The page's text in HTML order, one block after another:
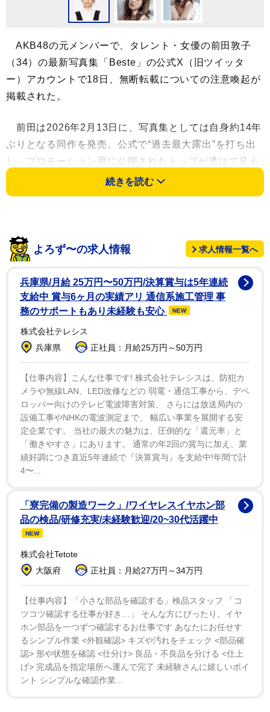
AKB48の元メンバーで、タレント・女優の前田敦子
（34）の最新写真集「Beste」の公式X（旧ツイッタ
ー）アカウントで18日、無断転載についての注意喚起が
掲載された。
前田は2026年2月13日に、写真集としては自身約14年
ぶりとなる同作を発売。公式で“過去最大露出”を打ち出
し、プロモーション用に公開されたトップが透けて見え
るような衝撃カットが話題となっていた。しかし注目を
集めたが故に、一部ネット上で、プロモーションとして
公式アカウントではこれらの無断転載に対して、18日
に「コピー、スキャン、デジタル化等の無断複製は著作
権法上での例外を除き禁じられています」と注意喚起し
た。そして「本書を代行業者等の第三者に依頼してスキ
ャンやデジタル化することは、たとえ個人や家庭内での
利用でも著作権法違反です」と伝えた。
また同日に、同作の電子版での発売がスタートしたこ
とを発表。「各ネット書店1位 ありがとうございます」
とAmazonなどのネット書店で1位を獲得したことを公表
している。
続きを読む
よろず〜の求人情報 求人情報一覧へ
兵庫県/月給 25万円〜50万円/決算賞与は5年連続
支給中 賞与6ヶ月の実績アリ 通信系施工管理 事
務のサポートもあり未経験も安心
NEW
株式会社テレシス
兵庫県
正社員：月給25万円～50万円
【仕事内容】こんな仕事です! 株式会社テレシスは、防犯カ
メラや無線LAN、LED改修などの 弱電・通信工事から、デベ
ロッパー向けのテレビ電波障害対策、 さらには放送局内の
設備工事やNHKの電波測定まで、 幅広い事業を展開する安
定企業です。 当社の最大の魅力は、圧倒的な「還元率」と
「働きやすさ」にあります。 通常の年2回の賞与に加え、業
績好調につき直近5年連続で『決算賞与』を支給中!年間で計
4〜...
「寮完備の製造ワーク」/ワイヤレスイヤホン部
品の検品/研修充実/未経験歓迎/20~30代活躍中
NEW
株式会社Tetote
大阪府
正社員：月給27万円～34万円
【仕事内容】「小さな部品を確認する」検品スタッフ 「コ
ツコツ確認する仕事が好き…」 そんな方にぴったり。イヤ
ホン部品を一つずつ確認するお仕事です あなたにお任せす
るシンプル作業 <外観確認> キズや汚れをチェック <部品確
認> 形や状態を確認 <仕分け> 良品・不良品を分ける <仕上
げ> 完成品を指定場所へ運んで完了 未経験さんに嬉しいポイ
ント シンプルな確認作業...